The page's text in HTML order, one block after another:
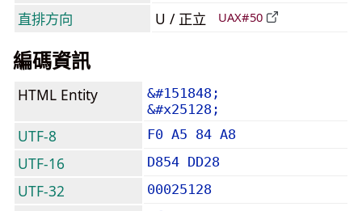
直排方向 U / 正立 UAX#50
編碼資訊
HTML Entity
&#151848;
&#x25128;
UTF-8 F0 A5 84 A8
UTF-16 D854 DD28
UTF-32 00025128